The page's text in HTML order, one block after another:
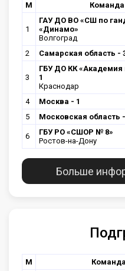
М Команда
1
ГАУ ДО ВО «СШ по
«Динамо»
Волгоград
2 Самарская область -
3
ГБУ ДО КК «Академия
1
Краснодар
4 Москва - 1
5
Московская область -
6
ГБУ РО «СШОР № 8»
Ростов-на-Дону
Больше
М Команда